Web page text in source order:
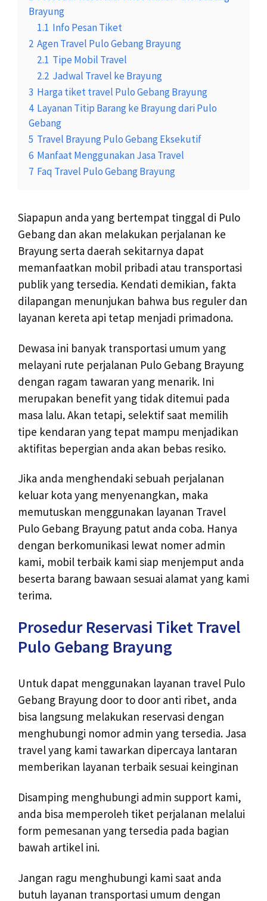
Brayung
1.1 Info Pesan Tiket
2 Agen Travel Pulo Gebang Brayung
2.1 Tipe Mobil Travel
2.2 Jadwal Travel ke Brayung
3 Harga tiket travel Pulo Gebang Brayung
4 Layanan Titip Barang ke Brayung dari Pulo
Gebang
5 Travel Brayung Pulo Gebang Eksekutif
6 Manfaat Menggunakan Jasa Travel
7 Faq Travel Pulo Gebang Brayung
Siapapun anda yang bertempat tinggal di Pulo
Gebang dan akan melakukan perjalanan ke
Brayung serta daerah sekitarnya dapat
memanfaatkan mobil pribadi atau transportasi
publik yang tersedia. Kendati demikian, fakta
dilapangan menunjukan bahwa bus reguler dan
layanan kereta api tetap menjadi primadona.
Dewasa ini banyak transportasi umum yang
melayani rute perjalanan Pulo Gebang Brayung
dengan ragam tawaran yang menarik. Ini
merupakan benefit yang tidak ditemui pada
masa lalu. Akan tetapi, selektif saat memilih
tipe kendaran yang tepat mampu menjadikan
aktifitas bepergian anda akan bebas resiko.
Jika anda menghendaki sebuah perjalanan
keluar kota yang menyenangkan, maka
memutuskan menggunakan layanan Travel
Pulo Gebang Brayung patut anda coba. Hanya
dengan berkomunikasi lewat nomer admin
kami, mobil terbaik kami siap menjemput anda
beserta barang bawaan sesuai alamat yang kami
terima.
Prosedur Reservasi Tiket Travel
Pulo Gebang Brayung
Untuk dapat menggunakan layanan travel Pulo
Gebang Brayung door to door anti ribet, anda
bisa langsung melakukan reservasi dengan
menghubungi nomor admin yang tersedia. Jasa
travel yang kami tawarkan dipercaya lantaran
memberikan layanan terbaik sesuai keinginan
Disamping menghubungi admin support kami,
anda bisa memperoleh tiket perjalanan melalui
form pemesanan yang tersedia pada bagian
bawah artikel ini.
Jangan ragu menghubungi kami saat anda
butuh layanan transportasi umum dengan